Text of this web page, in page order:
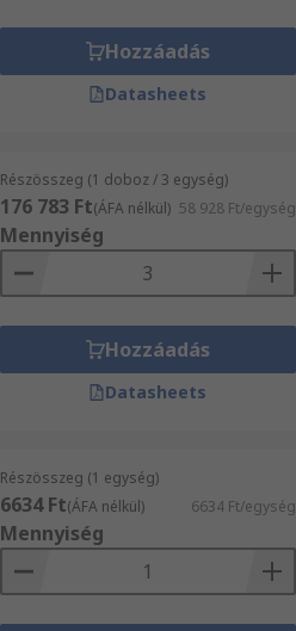
Hozzáadás
Datasheets
Részösszeg (1 doboz / 3 egység)
176 783 Ft(ÁFA nélkül) 58 928 Ft/egység
Mennyiség
Hozzáadás
Datasheets
Részösszeg (1 egység)
6634 Ft(ÁFA nélkül) 6634 Ft/egység
Mennyiség